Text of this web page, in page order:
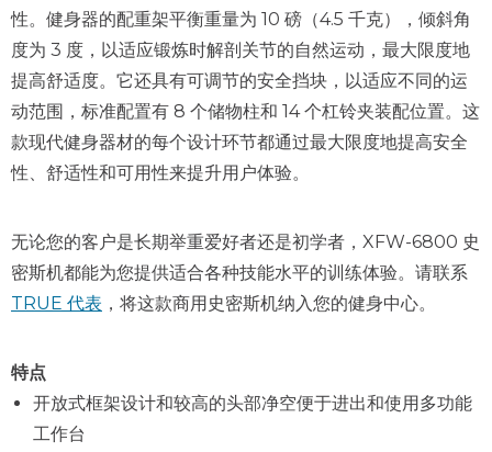
性。健身器的配重架平衡重量为 10 磅（4.5 千克），倾斜角
度为 3 度，以适应锻炼时解剖关节的自然运动，最大限度地
提高舒适度。它还具有可调节的安全挡块，以适应不同的运
动范围，标准配置有 8 个储物柱和 14 个杠铃夹装配位置。这
款现代健身器材的每个设计环节都通过最大限度地提高安全
性、舒适性和可用性来提升用户体验。
无论您的客户是长期举重爱好者还是初学者，XFW-6800 史
密斯机都能为您提供适合各种技能水平的训练体验。请联系
TRUE 代表 ，将这款商用史密斯机纳入您的健身中心。
特点
开放式框架设计和较高的头部净空便于进出和使用多功能
工作台